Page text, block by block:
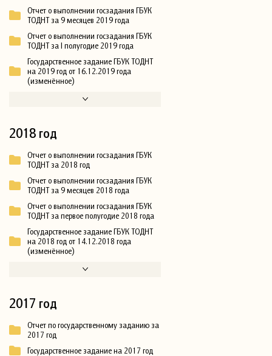
Отчет о выполнении госзадания ГБУК
ТОДНТ за 9 месяцев 2019 года
Отчет о выполнении госзадания ГБУК
ТОДНТ за I полугодие 2019 года
Государственное задание ГБУК ТОДНТ
на 2019 год от 16.12.2019 года
(изменённое)
2018 год
Отчет о выполнении госзадания ГБУК
ТОДНТ за 2018 год
Отчет о выполнении госзадания ГБУК
ТОДНТ за 9 месяцев 2018 года
Отчет о выполнении госзадания ГБУК
ТОДНТ за первое полугодие 2018 года
Государственное задание ГБУК ТОДНТ
на 2018 год от 14.12.2018 года
(изменённое)
2017 год
Отчет по государственному заданию за
2017 год
Государственное задание на 2017 год